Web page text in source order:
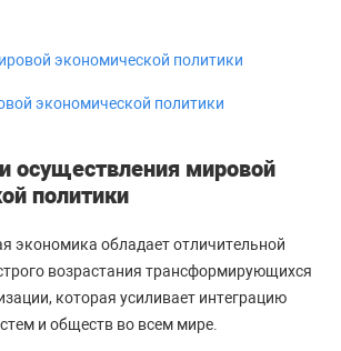
экономической политики
экономической политики
осуществления мировой
политики
экономика обладает отличительной
возрастания трансформирующихся
которая усиливает интеграцию
и обществ во всем мире.